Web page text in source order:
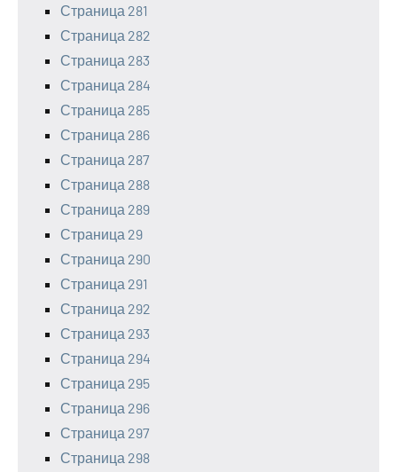
Страница 281
Страница 282
Страница 283
Страница 284
Страница 285
Страница 286
Страница 287
Страница 288
Страница 289
Страница 29
Страница 290
Страница 291
Страница 292
Страница 293
Страница 294
Страница 295
Страница 296
Страница 297
Страница 298